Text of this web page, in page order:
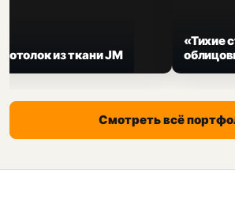
облицовкой
Смотреть всё